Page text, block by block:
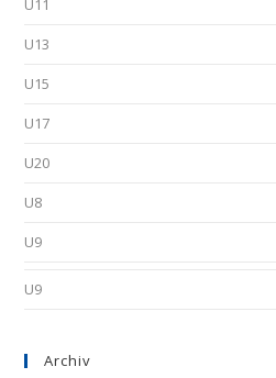
U11
U13
U15
U17
U20
U8
U9
U9
Archiv